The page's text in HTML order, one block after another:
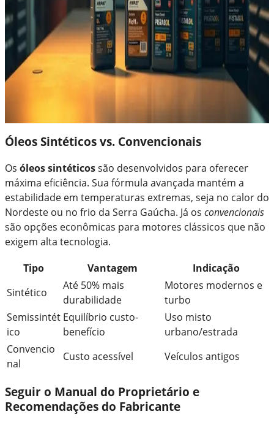
Óleos Sintéticos vs. Convencionais
Os óleos sintéticossão desenvolvidos para oferecer
máxima eficiência. Sua fórmula avançada mantém a
estabilidade em temperaturas extremas, seja no calor do
Nordeste ou no frio da Serra Gaúcha. Já os convencionais
são opções econômicas para motores clássicos que não
exigem alta tecnologia.
Tipo
Vantagem
Indicação
Sintético
Até 50% mais
durabilidade
Motores modernos e
turbo
Semissintét
ico
Equilíbrio custo-
benefício
Uso misto
urbano/estrada
Convencio
nal
Custo acessível Veículos antigos
Seguir o Manual do Proprietário e
Recomendações do Fabricante